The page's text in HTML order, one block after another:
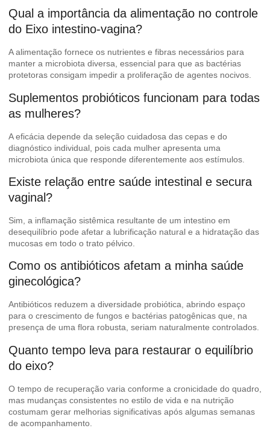
Qual a importância da alimentação no controle
do Eixo intestino-vagina?
A alimentação fornece os nutrientes e fibras necessários para
manter a microbiota diversa, essencial para que as bactérias
protetoras consigam impedir a proliferação de agentes nocivos.
Suplementos probióticos funcionam para todas
as mulheres?
A eficácia depende da seleção cuidadosa das cepas e do
diagnóstico individual, pois cada mulher apresenta uma
microbiota única que responde diferentemente aos estímulos.
Existe relação entre saúde intestinal e secura
vaginal?
Sim, a inflamação sistêmica resultante de um intestino em
desequilíbrio pode afetar a lubrificação natural e a hidratação das
mucosas em todo o trato pélvico.
Como os antibióticos afetam a minha saúde
ginecológica?
Antibióticos reduzem a diversidade probiótica, abrindo espaço
para o crescimento de fungos e bactérias patogênicas que, na
presença de uma flora robusta, seriam naturalmente controlados.
Quanto tempo leva para restaurar o equilíbrio
do eixo?
O tempo de recuperação varia conforme a cronicidade do quadro,
mas mudanças consistentes no estilo de vida e na nutrição
costumam gerar melhorias significativas após algumas semanas
de acompanhamento.